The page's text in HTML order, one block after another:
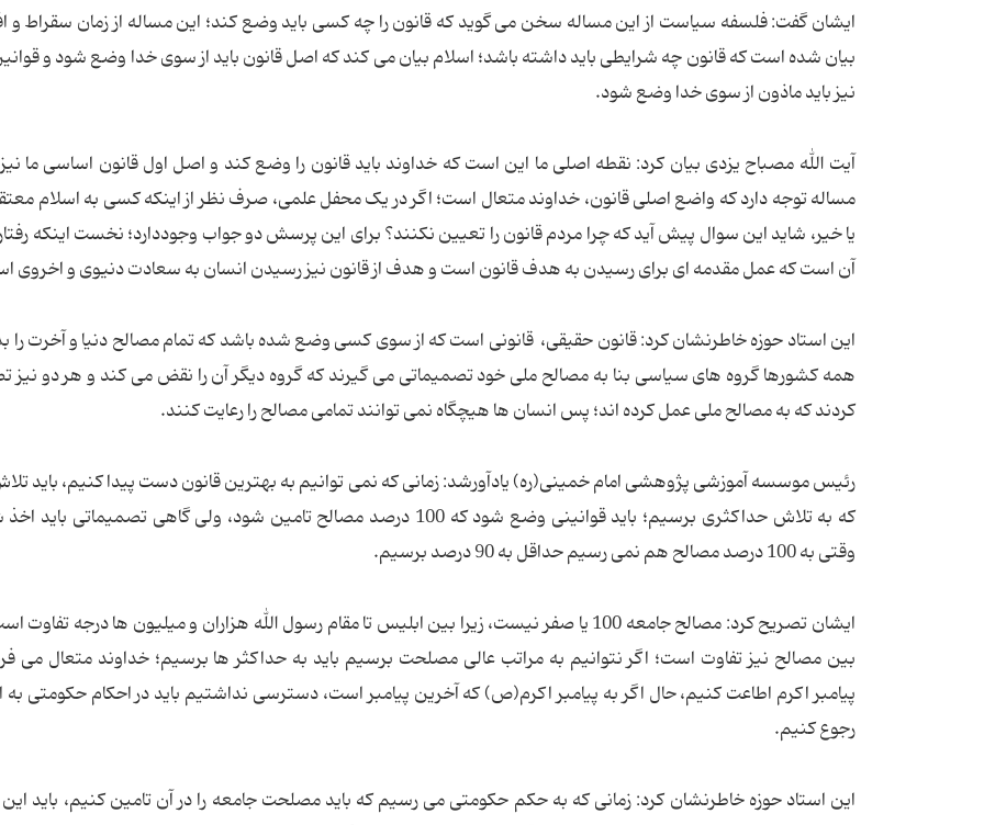
ایشان گفت: فلسفه سیاست از این مساله سخن می گوید که قانون را چه کسی باید وضع کند؛ این مساله از زمان سقراط و
بیان شده است که قانون چه شرایطی باید داشته باشد؛ اسلام بیان می کند که اصل قانون باید از سوی خدا وضع شود و
نیز باید ماذون از سوی خدا وضع شود.
آیت الله مصباح یزدی بیان کرد: نقطه اصلی ما این است که خداوند باید قانون را وضع کند و اصل اول قانون اساسی ما
مساله توجه دارد که واضع اصلی قانون، خداوند متعال است؛ اگر در یک محفل علمی، صرف نظر از اینکه کسی به اسلام
یا خیر، شاید این سوال پیش آید که چرا مردم قانون را تعیین نکنند؟ برای این پرسش دو جواب وجوددارد؛ نخست اینکه
آن است که عمل مقدمه ای برای رسیدن به هدف قانون است و هدف از قانون نیز رسیدن انسان به سعادت دنیوی و اخروی
این استاد حوزه خاطرنشان کرد: قانون حقیقی، قانونی است که از سوی کسی وضع شده باشد که تمام مصالح دنیا و آخرت را
همه کشورها گروه های سیاسی بنا به مصالح ملی خود تصمیماتی می گیرند که گروه دیگر آن را نقض می کند و هر دو نیز
کردند که به مصالح ملی عمل کرده اند؛ پس انسان ها هیچگاه نمی توانند تمامی مصالح را رعایت کنند.
رئیس موسسه آموزشی پژوهشی امام خمینی(ره) یادآورشد: زمانی که نمی توانیم به بهترین قانون دست پیدا کنیم، باید
که به تلاش حداکثری برسیم؛ باید قوانینی وضع شود که 100 درصد مصالح تامین شود، ولی گاهی تصمیماتی
وقتی به 100 درصد مصالح هم نمی رسیم حداقل به 90 درصد برسیم.
ایشان تصریح کرد: مصالح جامعه 100 یا صفر نیست، زیرا بین ابلیس تا مقام رسول الله هزاران و میلیون ها درجه
بین مصالح نیز تفاوت است؛ اگر نتوانیم به مراتب عالی مصلحت برسیم باید به حداکثر ها برسیم؛ خداوند متعال می
پیامبر اکرم اطاعت کنیم، حال اگر به پیامبر اکرم(ص) که آخرین پیامبر است، دسترسی نداشتیم باید در احکام حکومتی به
رجوع کنیم.
این استاد حوزه خاطرنشان کرد: زمانی که به حکم حکومتی می رسیم که باید مصلحت جامعه را در آن تامین کنیم، باید این